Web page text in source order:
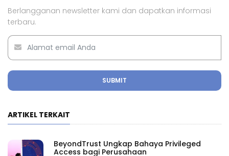
Berlangganan newsletter kami dan dapatkan informasi
terbaru.
SUBMIT
ARTIKEL TERKAIT
BeyondTrust Ungkap Bahaya Privileged
Access bagi Perusahaan